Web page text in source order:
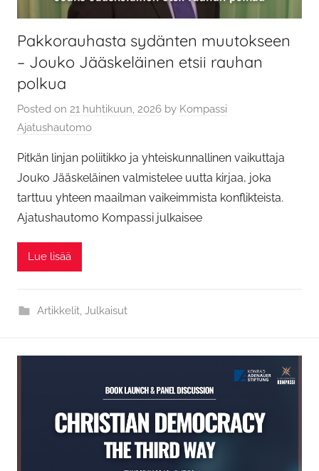
Pakkorauhasta sydänten muutokseen
– Jouko Jääskeläinen etsii rauhan
polkua
Posted on 21 huhtikuun, 2026 by Kompassi
Ajatushautomo
Pitkän linjan poliitikko ja yhteiskunnallinen vaikuttaja
Jouko Jääskeläinen valmistelee uutta kirjaa, joka
tarttuu yhteen maailman vaikeimmista konflikteista.
Ajatushautomo Kompassi julkaisee
Lue lisää
Artikkelit, Julkaisut